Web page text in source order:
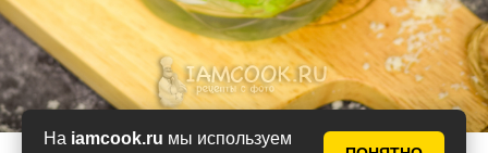
На iamcook.ru мы используем